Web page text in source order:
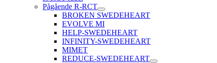
Pågående R-RCT
BROKEN SWEDEHEART
EVOLVE MI
HELP-SWEDEHEART
INFINITY-SWEDEHEART
MIMET
REDUCE-SWEDEHEART